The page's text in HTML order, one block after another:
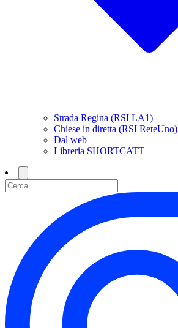
Strada Regina (RSI LA1)
Chiese in diretta (RSI ReteUno)
Dal web
Libreria SHORTCATT